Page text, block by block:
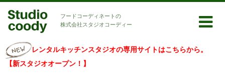
フードコーディネートの
株式会社スタジオコーディー
レンタルキッチンスタジオの専用サイトはこちらから。
【新スタジオオープン！】